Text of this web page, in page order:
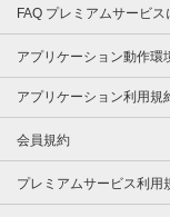
FAQ プレミアムサービス
アプリケーション動作環
アプリケーション利用規
会員規約
プレミアムサービス利用